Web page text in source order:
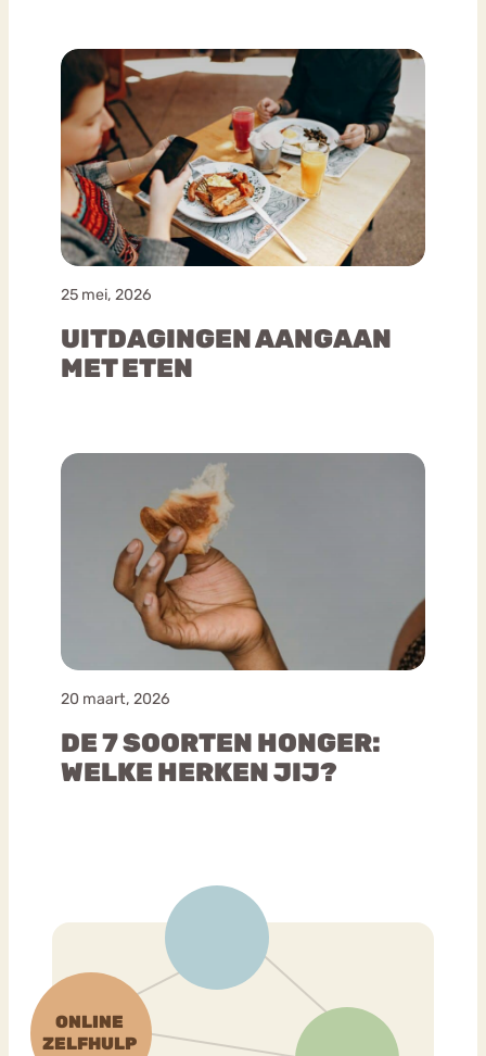
25 mei, 2026
UITDAGINGEN AANGAAN
MET ETEN
20 maart, 2026
DE 7 SOORTEN HONGER:
WELKE HERKEN JIJ?